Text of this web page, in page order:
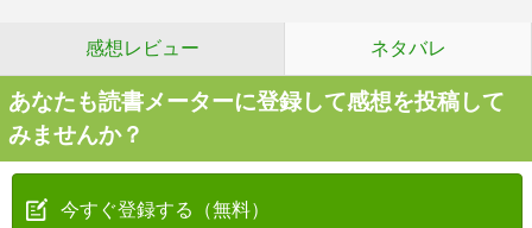
感想レビュー ネタバレ
あなたも読書メーターに登録して感想を投稿して
みませんか？
今すぐ登録する（無料）